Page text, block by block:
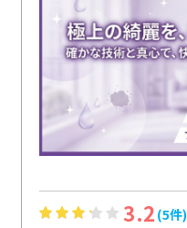
3.2 (5件)